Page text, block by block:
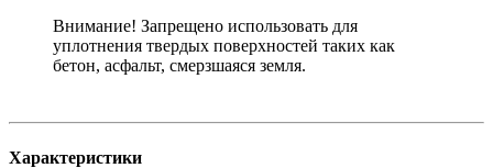
Внимание! Запрещено использовать для
уплотнения твердых поверхностей таких как
бетон, асфальт, смерзшаяся земля.
Характеристики